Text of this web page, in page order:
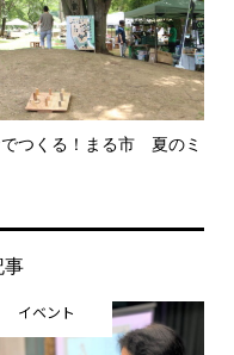
つくる！まる市 夏のミ
事
イベント